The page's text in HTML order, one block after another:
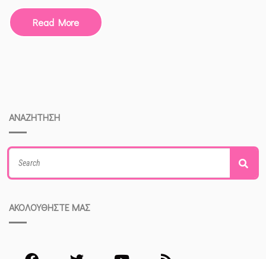
Read More
ΑΝΑΖΗΤΗΣΗ
Search
for:
ΑΚΟΛΟΥΘΗΣΤΕ ΜΑΣ